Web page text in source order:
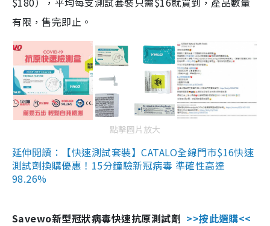
有限，售完即止。
點擊圖片放大
延伸閱讀：【快速測試套裝】CATALO全線門市$16快速
測試劑換購優惠！15分鐘驗新冠病毒 準確性高達
98.26%
Savewo新型冠狀病毒快速抗原測試劑 >>按此選購<<